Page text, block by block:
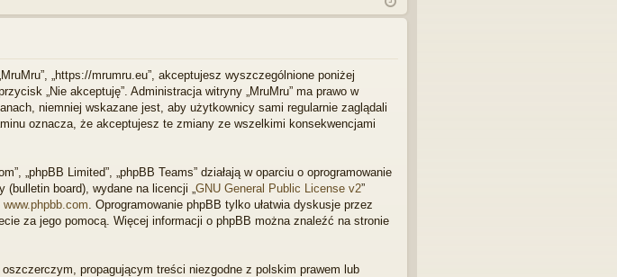
uj
„https://mrumru.eu”, akceptujesz wyszczególnione poniżej
„Nie akceptuję”. Administracja witryny „MruMru” ma prawo w
niemniej wskazane jest, aby użytkownicy sami regularnie zaglądali
oznacza, że akceptujesz te zmiany ze wszelkimi konsekwencjami
„phpBB Limited”, „phpBB Teams” działają w oparciu o oprogramowanie
board), wydane na licencji „ GNU General Public License v2”
www.phpbb.com . Oprogramowanie phpBB tylko ułatwia dyskusje przez
za jego pomocą. Więcej informacji o phpBB można znaleźć na stronie
propagującym treści niezgodne z polskim prawem lub